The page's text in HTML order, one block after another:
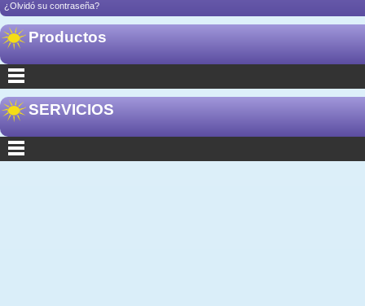
¿Olvidó su contraseña?
Productos
SERVICIOS